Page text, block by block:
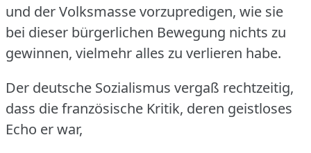
und der Volksmasse vorzupredigen, wie sie
bei dieser bürgerlichen Bewegung nichts zu
gewinnen, vielmehr alles zu verlieren habe.
Der deutsche Sozialismus vergaß rechtzeitig,
dass die französische Kritik, deren geistloses
Echo er war,